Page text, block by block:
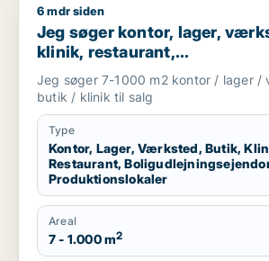
Jeg søger kontor, lager, værksted,
6 mdr siden
Jeg søger kontor, lager,
klinik, restaurant,
boligudlejningsejendom,
produktionslokaler til salg i
Guldborgsund eller Lolland
Jeg søger 7-1000 m2 kontor / lager
butik / klinik til salg
Type
Kontor, Lager, Værksted, Butik,
Restaurant,
Produktionslokaler
Areal
7 - 1.000 m2